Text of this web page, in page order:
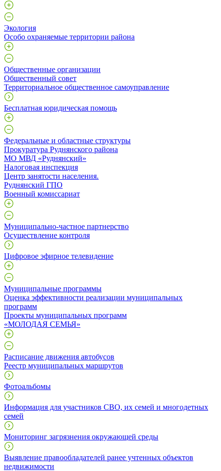
Экология
Особо охраняемые территории района
Общественные организации
Общественный совет
Территориальное общественное самоуправление
Бесплатная юридическая помощь
Федеральные и областные структуры
Прокуратура Руднянского района
МО МВД «Руднянский»
Налоговая инспекция
Центр занятости населения.
Руднянский ГПО
Военный комиссариат
Муниципально-частное партнерство
Осуществление контроля
Цифровое эфирное телевидение
Муниципальные программы
Оценка эффективности реализации муниципальных
программ
Проекты муниципальных программ
«МОЛОДАЯ СЕМЬЯ»
Расписание движения автобусов
Реестр муниципальных маршрутов
Фотоальбомы
Информация для участников СВО, их семей и многодетных
семей
Мониторинг загрязнения окружающей среды
Выявление правообладателей ранее учтенных объектов
недвижимости